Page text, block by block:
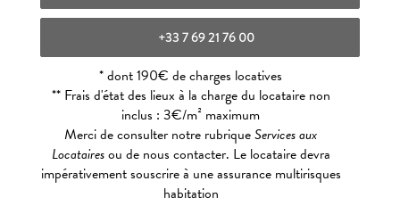
+33 7 69 21 76 00
* dont 190€ de charges locatives
** Frais d'état des lieux à la charge du locataire non
inclus : 3€/m² maximum
Merci de consulter notre rubriqueServices aux
Locatairesou de nous contacter. Le locataire devra
impérativement souscrire à une assurance multirisques
habitation